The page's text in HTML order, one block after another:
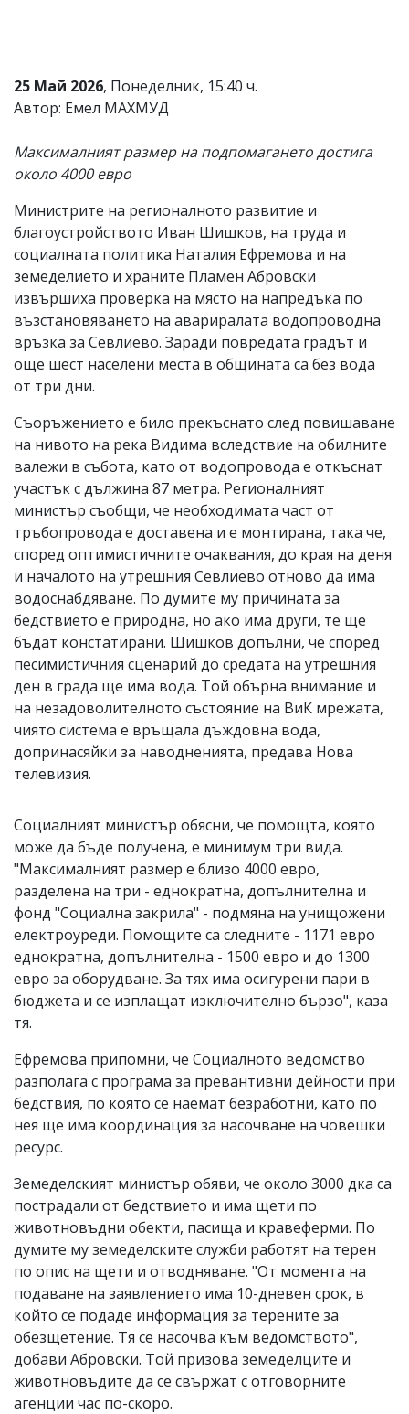
въвеждат
от
читателите
редакцията
не
носи
за
тях!
Ако
откриете
обиден
за
вас
моля
сигнализирайте
ни!
25 Май 2026, Понеделник, 15:40 ч.
Автор: Емел МАХМУД
Максималният размер на подпомагането достига
около 4000 евро
Министрите на регионалното развитие и
благоустройството Иван Шишков, на труда и
социалната политика Наталия Ефремова и на
земеделието и храните Пламен Абровски
извършиха проверка на място на напредъка по
възстановяването на авариралата водопроводна
връзка за Севлиево. Заради повредата градът и
още шест населени места в общината са без вода
от три дни.
Съоръжението е било прекъснато след повишаване
на нивото на река Видима вследствие на обилните
валежи в събота, като от водопровода е откъснат
участък с дължина 87 метра. Регионалният
министър съобщи, че необходимата част от
тръбопровода е доставена и е монтирана, така че,
според оптимистичните очаквания, до края на деня
и началото на утрешния Севлиево отново да има
водоснабдяване. По думите му причината за
бедствието е природна, но ако има други, те ще
бъдат констатирани. Шишков допълни, че според
песимистичния сценарий до средата на утрешния
ден в града ще има вода. Той обърна внимание и
на незадоволителното състояние на ВиК мрежата,
чиято система е връщала дъждовна вода,
допринасяйки за наводненията, предава Нова
телевизия.
Социалният министър обясни, че помощта, която
може да бъде получена, е минимум три вида.
"Максималният размер е близо 4000 евро,
разделена на три - еднократна, допълнителна и
фонд "Социална закрила" - подмяна на унищожени
електроуреди. Помощите са следните - 1171 евро
еднократна, допълнителна - 1500 евро и до 1300
евро за оборудване. За тях има осигурени пари в
бюджета и се изплащат изключително бързо", каза
тя.
Ефремова припомни, че Социалното ведомство
разполага с програма за превантивни дейности при
бедствия, по която се наемат безработни, като по
нея ще има координация за насочване на човешки
ресурс.
Земеделският министър обяви, че около 3000 дка са
пострадали от бедствието и има щети по
животновъдни обекти, пасища и кравеферми. По
думите му земеделските служби работят на терен
по опис на щети и отводняване. "От момента на
подаване на заявлението има 10-дневен срок, в
който се подаде информация за терените за
обезщетение. Тя се насочва към ведомството",
добави Абровски. Той призова земеделците и
животновъдите да се свържат с отговорните
агенции час по-скоро.